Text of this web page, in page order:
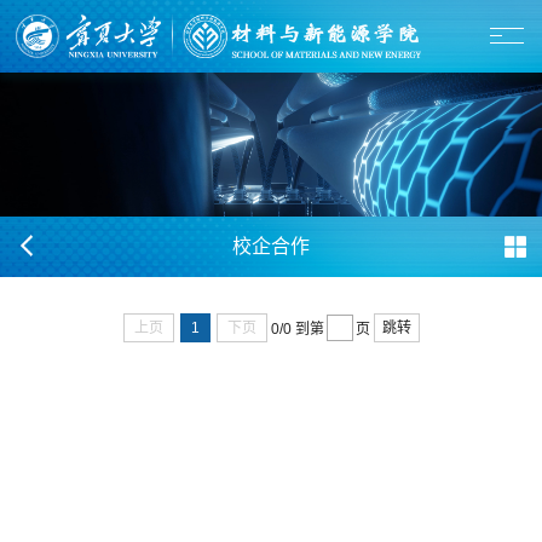
校企合作
上页 1 下页 0/0 到第 页 跳转